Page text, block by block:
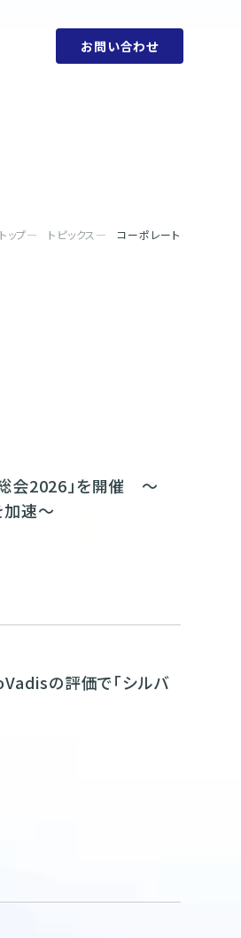
お問い合わせ
トップ トピックス コーポレート
会2026」を開催 ～
加速～
の評価で「シルバ